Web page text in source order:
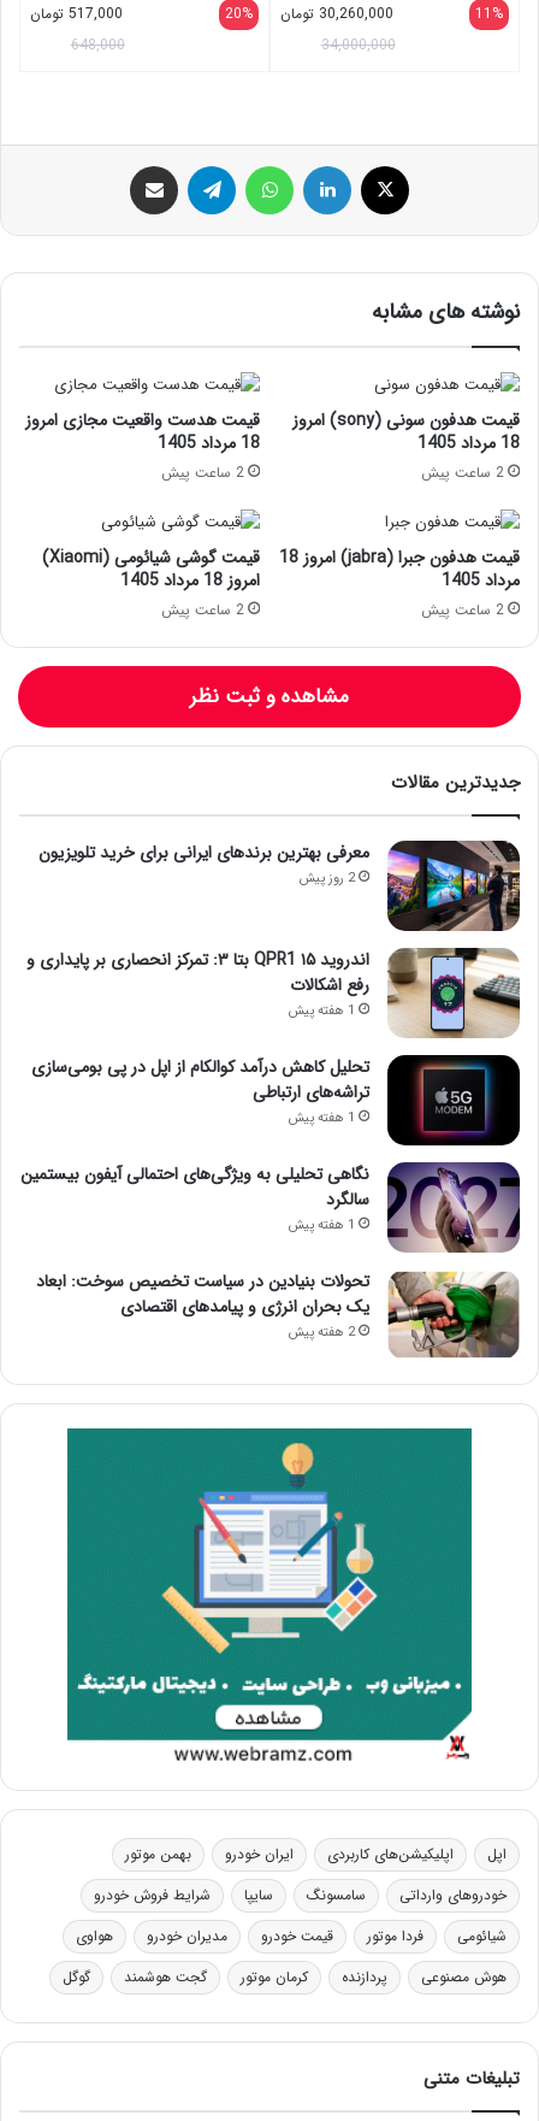
11%
30,260,000 تومان
34,000,000
20%
517,000 تومان
648,000
ایکس لینکداین تلگرام
نوشته های مشابه
قیمت هدفون سونی (sony) امروز
18 مرداد 1405
2 ساعت پیش
قیمت هدست واقعیت مجازی امروز
18 مرداد 1405
2 ساعت پیش
قیمت هدفون جبرا (jabra) امروز 18
مرداد 1405
2 ساعت پیش
قیمت گوشی شیائومی (Xiaomi)
امروز 18 مرداد 1405
2 ساعت پیش
مشاهده و ثبت نظر
جدیدترین مقالات
معرفی بهترین برندهای ایرانی برای خرید تلویزیون
2 روز پیش
اندروید ۱۵ QPR1 بتا ۳: تمرکز انحصاری بر پایداری و
رفع اشکالات
1 هفته پیش
تحلیل کاهش درآمد کوالکام از اپل در پی بومی‌سازی
تراشه‌های ارتباطی
1 هفته پیش
نگاهی تحلیلی به ویژگی‌های احتمالی آیفون بیستمین
سالگرد
1 هفته پیش
تحولات بنیادین در سیاست تخصیص سوخت: ابعاد
یک بحران انرژی و پیامدهای اقتصادی
2 هفته پیش
اپل اپلیکیشن‌های کاربردی ایران خودرو
بهمن موتور
خودروهای وارداتی
سامسونگ سایپا
شرایط فروش خودرو
شیائومی
فردا موتور قیمت خودرو مدیران خودرو
هواوی
هوش مصنوعی
پردازنده کرمان موتور گجت هوشمند گوگل
تبلیغات متنی